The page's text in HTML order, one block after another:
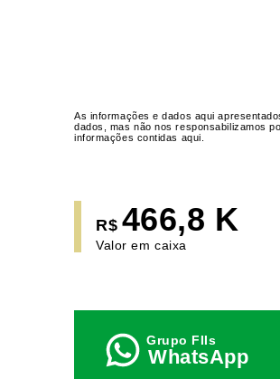
As informações e dados aqui
dados, mas não nos responsabilizamos
informações contidas aqui.
R$ 466,8 K
Valor em caixa
WhatsApp